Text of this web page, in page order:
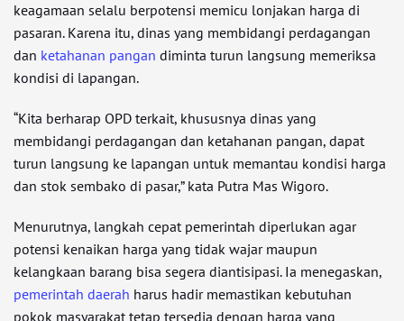
keagamaan selalu berpotensi memicu lonjakan harga di
pasaran. Karena itu, dinas yang membidangi perdagangan
dan ketahanan pangan diminta turun langsung memeriksa
kondisi di lapangan.
“Kita berharap OPD terkait, khususnya dinas yang
membidangi perdagangan dan ketahanan pangan, dapat
turun langsung ke lapangan untuk memantau kondisi harga
dan stok sembako di pasar,” kata Putra Mas Wigoro.
Menurutnya, langkah cepat pemerintah diperlukan agar
potensi kenaikan harga yang tidak wajar maupun
kelangkaan barang bisa segera diantisipasi. Ia menegaskan,
pemerintah daerah harus hadir memastikan kebutuhan
pokok masyarakat tetap tersedia dengan harga yang